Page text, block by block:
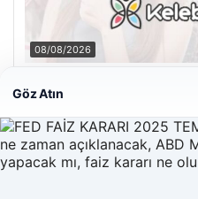
08/08/2026
Adresi Ve Chat Deneyimi
Son Eklenen Firmalar
Göz Atın